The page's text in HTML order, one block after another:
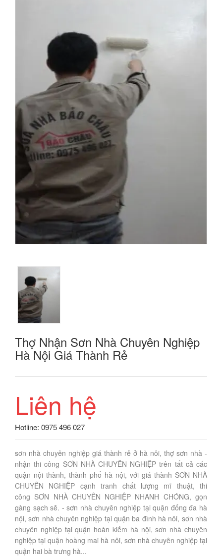
Thợ Nhận Sơn Nhà Chuyên Nghiệp
Hà Nội Giá Thành Rẻ
Liên hệ
Hotline: 0975 496 027
sơn nhà chuyên nghiệp giá thành rẻ ở hà nôi, thợ sơn nhà -
nhận thi công SƠN NHÀ CHUYÊN NGHIỆP trên tất cả các
quận nội thành, thành phố hà nội, với giá thành SƠN NHÀ
CHUYÊN NGHIỆP cạnh tranh chất lượng mĩ thuật, thi
công SƠN NHÀ CHUYÊN NGHIỆP NHANH CHÓNG, gọn
gàng sạch sẽ. - sơn nhà chuyên nghiệp tại quận đống đa hà
nội, sơn nhà chuyên nghiệp tại quận ba đình hà nôi, sơn nhà
chuyên nghiệp tại quận hoàn kiếm hà nội, sơn nhà chuyên
nghiệp tại quận hoàng mai hà nôi, sơn nhà chuyên nghiệp tại
quận hai bà trưng hà...